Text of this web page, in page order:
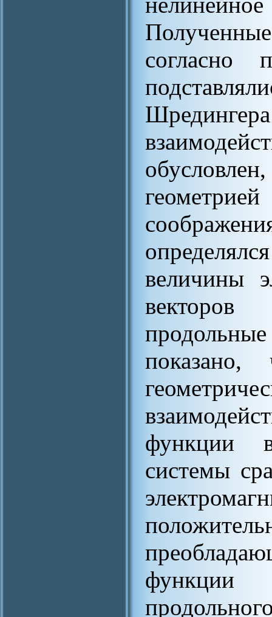
согласно
величины
функции
системы
функции